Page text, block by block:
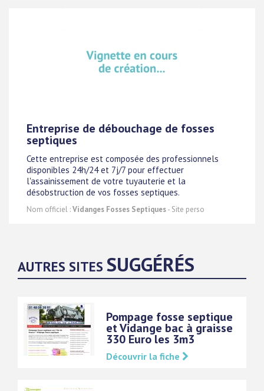
Entreprise de débouchage de fosses
septiques
Cette entreprise est composée des professionnels
disponibles 24h/24 et 7j/7 pour effectuer
l'assainissement de votre tuyauterie et la
désobstruction de vos fosses septiques.
Nom officiel :Vidanges Fosses Septiques- Site perso
AUTRES SITES SUGGÉRÉS
Pompage fosse septique
et Vidange bac à graisse
330 Euro les 3m3
Découvrir la fiche